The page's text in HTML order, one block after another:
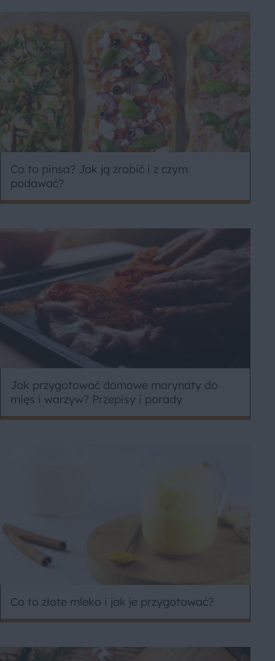
Co to pinsa? Jak ją zrobić i z czym
podawać?
Jak przygotować domowe marynaty do
mięs i warzyw? Przepisy i porady
Co to złote mleko i jak je przygotować?